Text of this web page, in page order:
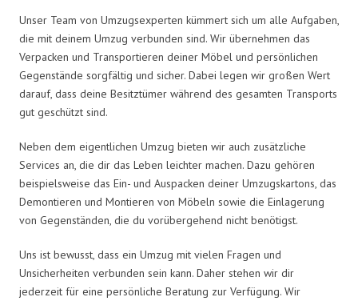
Unser Team von Umzugsexperten kümmert sich um alle Aufgaben,
die mit deinem Umzug verbunden sind. Wir übernehmen das
Verpacken und Transportieren deiner Möbel und persönlichen
Gegenstände sorgfältig und sicher. Dabei legen wir großen Wert
darauf, dass deine Besitztümer während des gesamten Transports
gut geschützt sind.
Neben dem eigentlichen Umzug bieten wir auch zusätzliche
Services an, die dir das Leben leichter machen. Dazu gehören
beispielsweise das Ein- und Auspacken deiner Umzugskartons, das
Demontieren und Montieren von Möbeln sowie die Einlagerung
von Gegenständen, die du vorübergehend nicht benötigst.
Uns ist bewusst, dass ein Umzug mit vielen Fragen und
Unsicherheiten verbunden sein kann. Daher stehen wir dir
jederzeit für eine persönliche Beratung zur Verfügung. Wir